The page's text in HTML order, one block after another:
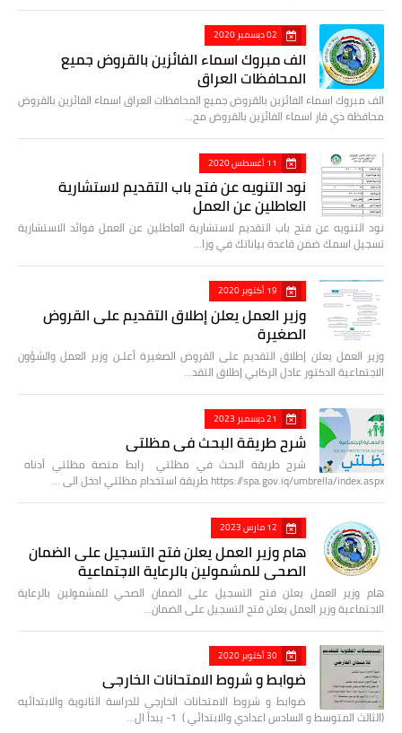
02 ديسمبر 2020
الف مبروك اسماء الفائزين بالقروض جميع
المحافظات العراق
الف مبروك اسماء الفائزين بالقروض جميع المحافظات العراق اسماء الفائزين بالقروض
محافظة ذي قار اسماء الفائزين بالقروض مح…
11 أغسطس 2020
نود التنويه عن فتح باب التقديم لاستشارية
العاطلين عن العمل
نود التنويه عن فتح باب التقديم لاستشارية العاطلين عن العمل فوائد الاستشارية
تسجيل اسمك ضمن قاعدة بياناتك في وزا…
19 أكتوبر 2020
وزير العمل يعلن إطلاق التقديم على القروض
الصغيرة
وزير العمل يعلن إطلاق التقديم على القروض الصغيرة أعلـن وزير العمل والشؤون
الاجتماعية الدكتور عادل الركابي إطلاق التقد…
21 ديسمبر 2023
شرح طريقة البحث في مظلتي
شرح طريقة البحث في مظلتي رابط منصة مظلتي أدناه
https://spa.gov.iq/umbrella/index.aspx طريقة استخدام مظلتي ادخل الى …
12 مارس 2023
هام وزير العمل يعلن فتح التسجيل على الضمان
الصحي للمشمولين بالرعاية الاجتماعية
هام وزير العمل يعلن فتح التسجيل على الضمان الصحي للمشمولين بالرعاية
الاجتماعية وزير العمل يعلن فتح التسجيل على الضمان…
30 أكتوبر 2020
ضوابط و شروط الامتحانات الخارجي
ضوابط و شروط الامتحانات الخارجي للدراسة الثانوية والابتدائيه
(الثالث المتوسط و السادس اعدادي والابتدائي ) 1- يبدأ ال…